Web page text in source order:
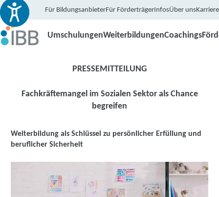
Für BildungsanbieterFür FörderträgerInfosÜber unsKarriere
UmschulungenWeiterbildungenCoachings
PRESSEMITTEILUNG
Fachkräftemangel im Sozialen Sektor als Chance
begreifen
Weiterbildung als Schlüssel zu persönlicher Erfüllung und
beruflicher Sicherheit